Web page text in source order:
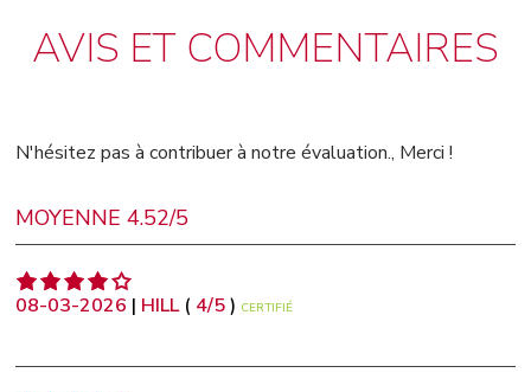
AVIS ET COMMENTAIRES
N'hésitez pas à contribuer à notre évaluation., Merci !
MOYENNE 4.52/5
08-03-2026 | HILL( 4/5) CERTIFIÉ